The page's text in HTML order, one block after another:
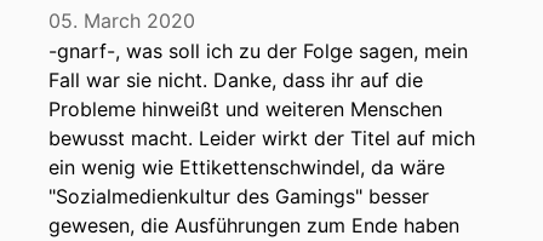
05. March 2020
-gnarf-, was soll ich zu der Folge sagen, mein
Fall war sie nicht. Danke, dass ihr auf die
Probleme hinweißt und weiteren Menschen
bewusst macht. Leider wirkt der Titel auf mich
ein wenig wie Ettikettenschwindel, da wäre
"Sozialmedienkultur des Gamings" besser
gewesen, die Ausführungen zum Ende haben